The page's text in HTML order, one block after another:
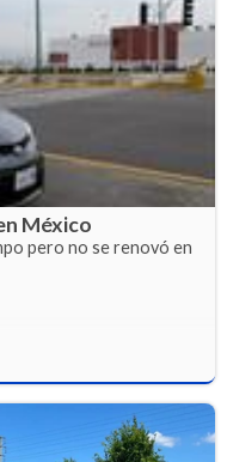
México
pero no se renovó en